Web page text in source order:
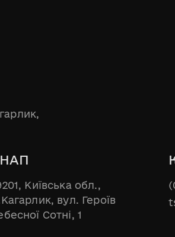
Київська обл.,
вул. Героїв
Сотні, 1